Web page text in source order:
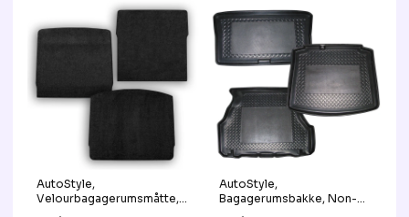
AutoStyle,
Velourbagagerumsmåtte,
passer til Mercedes B-
AutoStyle,
Bagagerumsbakke, Non-
Slip, passer til Mazda 3